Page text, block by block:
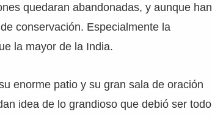
quedaran abandonadas, y aunque han
conservación. Especialmente la
la mayor de la India.
enorme patio y su gran sala de oración
idea de lo grandioso que debió ser todo